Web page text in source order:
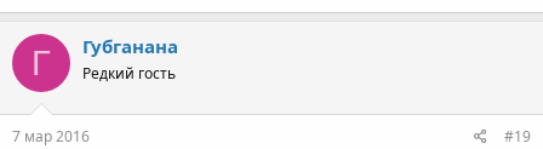
Г Губганана
Редкий гость
7 мар 2016 #19